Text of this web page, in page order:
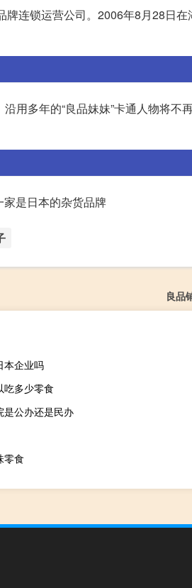
连锁运营公司。2006年8月28日
用多年的“良品妹妹”卡通人物将不
是日本的杂货品牌
良品
本企业吗
吃多少零食
是公办还是民办
零食